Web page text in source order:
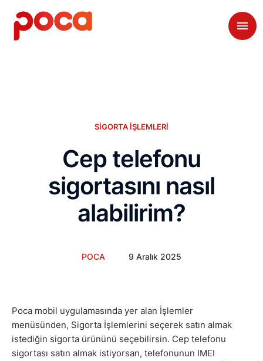
SIGORTA İŞLEMLERI
Cep telefonu
sigortasını nasıl
alabilirim?
POCA 9 Aralık 2025
Poca mobil uygulamasında yer alan İşlemler
menüsünden, Sigorta İşlemlerini seçerek satın almak
istediğin sigorta ürününü seçebilirsin. Cep telefonu
sigortası satın almak istiyorsan, telefonunun IMEI